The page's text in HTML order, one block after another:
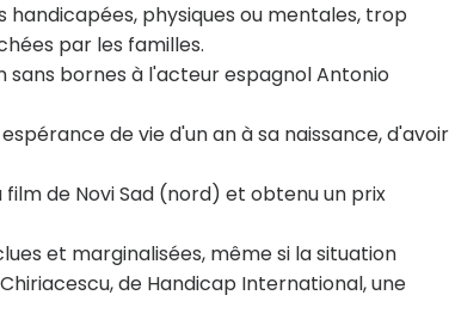
physiques ou mentales, trop
par les familles.
sans bornes à l'acteur espagnol Antonio
de vie d'un an à sa naissance, d'avoir
de Novi Sad (nord) et obtenu un prix
et marginalisées, même si la situation
de Handicap International, une